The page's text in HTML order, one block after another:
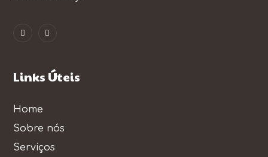
Links Úteis
Home
Sobre nós
Serviços